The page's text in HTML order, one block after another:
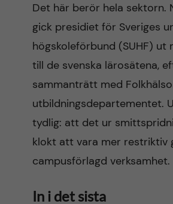
Det här berör hela sektorn.
gick presidiet för Sveriges
högskoleförbund (SUHF) ut
till de svenska lärosätena,
sammanträtt med
utbildningsdepartementet.
tydlig: att det ur
klokt att vara mer restriktiv
campusförlagd verksamhet.
In i det sista